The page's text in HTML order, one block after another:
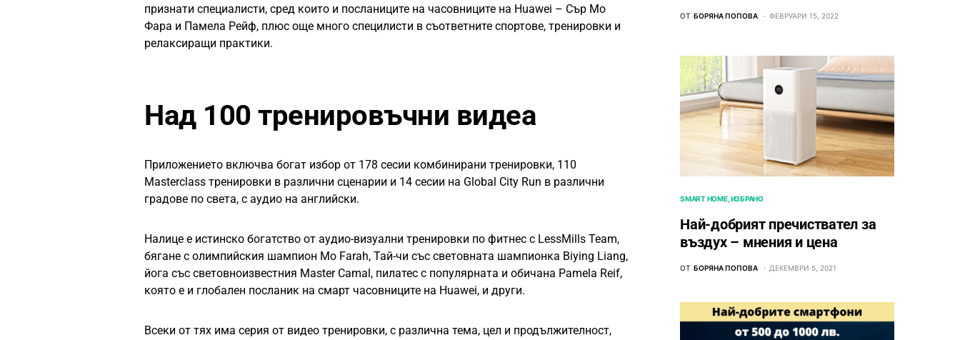
признати специалисти, сред които и посланиците на часовниците на Huawei – Сър Мо
Фара и Памела Рейф, плюс още много специлисти в съответните спортове, тренировки и
релаксиращи практики.
Над 100 тренировъчни видеа
Приложението включва богат избор от 178 сесии комбинирани тренировки, 110
Masterclass тренировки в различни сценарии и 14 сесии на Global City Run в различни
градове по света, с аудио на английски.
Налице е истинско богатство от аудио-визуални тренировки по фитнес с LessMills Team,
бягане с олимпийския шампион Mo Farah, Тай-чи със световната шампионка Biying Liang,
йога със световноизвестния Master Camal, пилатес с популярната и обичанa Pamela Reif,
която е и глобален посланик на смарт часовниците на Huawei, и други.
Всеки от тях има серия от видео тренировки, с различна тема, цел и продължителност,
ОТ БОРЯНА ПОПОВА ФЕВРУАРИ 15, 2022
SMART HOME ИЗБРАНО
Най-добрият пречиствател за
въздух – мнения и цена
ОТ БОРЯНА ПОПОВА ДЕКЕМВРИ 5, 2021